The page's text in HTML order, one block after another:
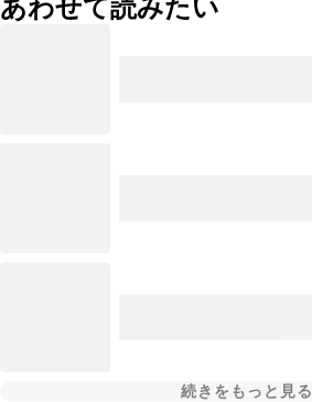
あわせて読みたい
続きをもっと見る